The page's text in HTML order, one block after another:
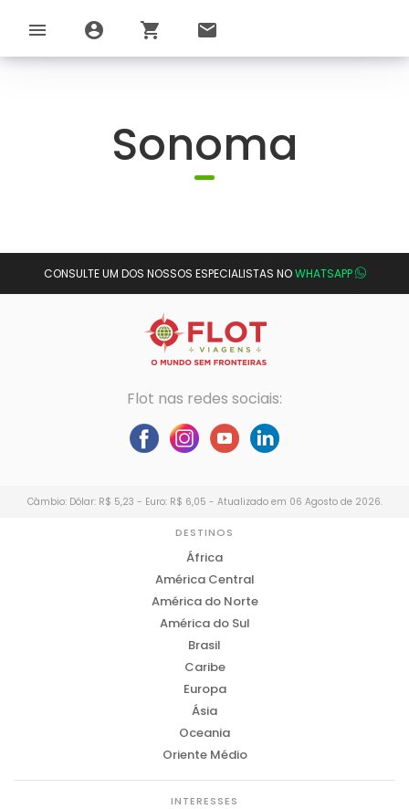
menu account_circle shopping_cart email
Sonoma
CONSULTE UM DOS NOSSOS ESPECIALISTAS NOWHATSAPP
Flot nas redes sociais:
Câmbio: Dólar: R$ 5,23 - Euro: R$ 6,05 - Atualizado em 06 Agosto de 2026.
DESTINOS
África
América Central
América do Norte
América do Sul
Brasil
Caribe
Europa
Ásia
Oceania
Oriente Médio
INTERESSES